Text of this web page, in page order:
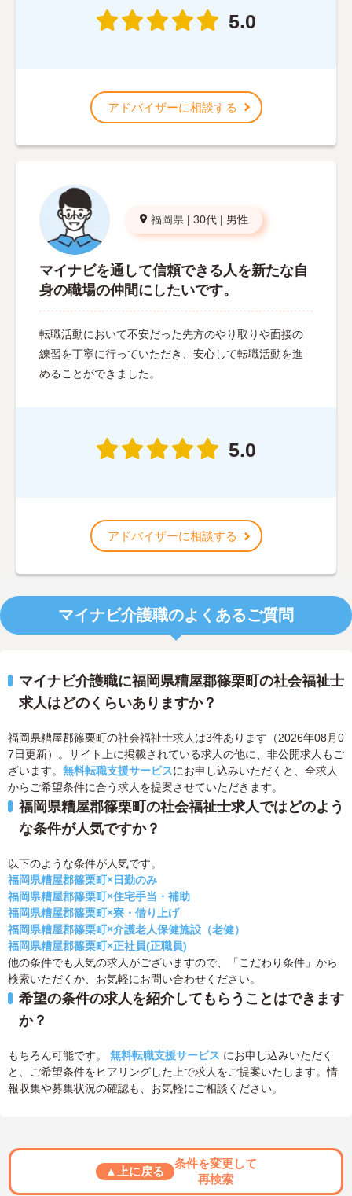
5.0
アドバイザーに相談する
福岡県 | 30代 | 男性
マイナビを通して信頼できる人を新たな自
身の職場の仲間にしたいです。
転職活動において不安だった先方のやり取りや面接の
練習を丁寧に行っていただき、安心して転職活動を進
めることができました。
5.0
アドバイザーに相談する
マイナビ介護職のよくあるご質問
マイナビ介護職に福岡県糟屋郡篠栗町の社会福祉士
求人はどのくらいありますか？
福岡県糟屋郡篠栗町の社会福祉士求人は3件あります（2026年08月0
7日更新）。サイト上に掲載されている求人の他に、非公開求人もご
ざいます。 無料転職支援サービスにお申し込みいただくと、全求人
からご希望条件に合う求人を提案させていただきます。
福岡県糟屋郡篠栗町の社会福祉士求人ではどのよう
な条件が人気ですか？
以下のような条件が人気です。
福岡県糟屋郡篠栗町×日勤のみ
福岡県糟屋郡篠栗町×住宅手当・補助
福岡県糟屋郡篠栗町×寮・借り上げ
福岡県糟屋郡篠栗町×介護老人保健施設（老健）
福岡県糟屋郡篠栗町×正社員(正職員)
他の条件でも人気の求人がございますので、「こだわり条件」から
検索いただくか、お気軽にお問い合わせください。
希望の条件の求人を紹介してもらうことはできます
か？
もちろん可能です。 無料転職支援サービス にお申し込みいただく
と、ご希望条件をヒアリングした上で求人をご提案いたします。情
報収集や募集状況の確認も、お気軽にご相談ください。
▲上に戻る
条件を変更して
再検索